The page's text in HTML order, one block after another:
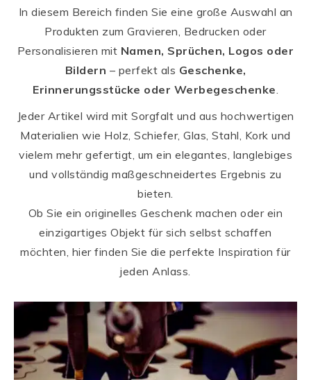
In diesem Bereich finden Sie eine große Auswahl an
Produkten zum Gravieren, Bedrucken oder
Personalisieren mit Namen, Sprüchen, Logos oder
Bildern – perfekt als Geschenke,
Erinnerungsstücke oder Werbegeschenke
Jeder Artikel wird mit Sorgfalt und aus hochwertigen
Materialien wie Holz, Schiefer, Glas, Stahl, Kork und
vielem mehr gefertigt, um ein elegantes, langlebiges
und vollständig maßgeschneidertes Ergebnis zu
bieten.
Ob Sie ein originelles Geschenk machen oder ein
einzigartiges Objekt für sich selbst schaffen
möchten, hier finden Sie die perfekte Inspiration für
jeden Anlass.